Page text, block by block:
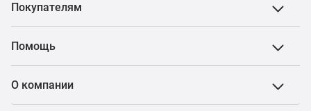
Покупателям
Помощь
О компании